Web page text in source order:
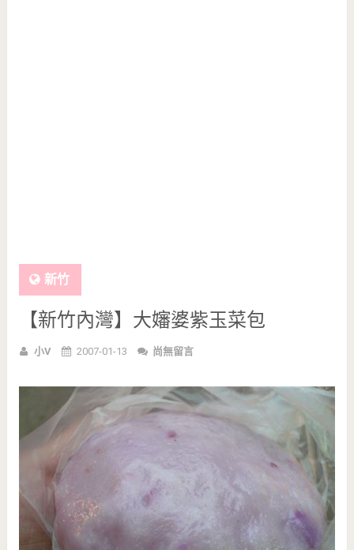
新竹
【新竹內灣】大嬸婆紫玉菜包
小V 2007-01-13 尚無留言